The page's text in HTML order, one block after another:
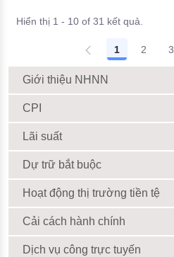
Hiển thị 1 - 10 of 31 kết quả.
1 2 3
Giới thiệu NHNN
CPI
Lãi suất
Dự trữ bắt buộc
Hoạt động thị trường tiền tệ
Cải cách hành chính
Dịch vụ công trực tuyến